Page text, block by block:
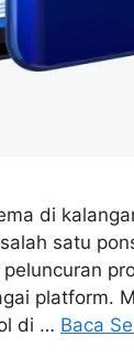
di
satu
platform.
di … Baca